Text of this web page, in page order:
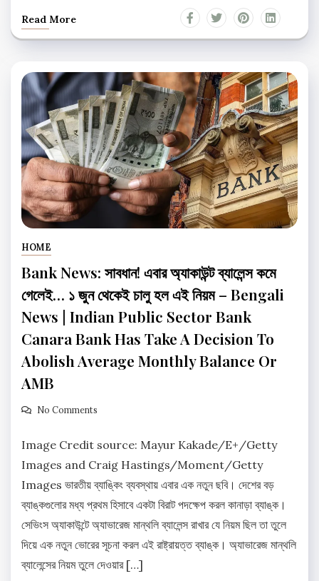
Read More
HOME
Bank News: সাবধান! এবার অ্যাকাউন্ট ব্যালেন্স কমে
গেলেই… ১ জুন থেকেই চালু হল এই নিয়ম – Bengali
News | Indian Public Sector Bank
Canara Bank Has Take A Decision To
Abolish Average Monthly Balance Or
AMB
No Comments
Image Credit source: Mayur Kakade/E+/Getty
Images and Craig Hastings/Moment/Getty
Images ভারতীয় ব্যাঙ্কিং ব্যবস্থায় এবার এক নতুন ছবি। দেশের বড়
ব্যাঙ্কগুলোর মধ্য প্রথম হিসাবে একটা বিরাট পদক্ষেপ করল কানাড়া ব্যাঙ্ক।
সেভিংস অ্যাকাউন্টে অ্যাভারেজ মান্থলি ব্যালেন্স রাখার যে নিয়ম ছিল তা তুলে
দিয়ে এক নতুন ভোরের সূচনা করল এই রাষ্ট্রায়ত্ত ব্যাঙ্ক। অ্যাভারেজ মান্থলি
ব্যালেন্সের নিয়ম তুলে দেওয়ার […]